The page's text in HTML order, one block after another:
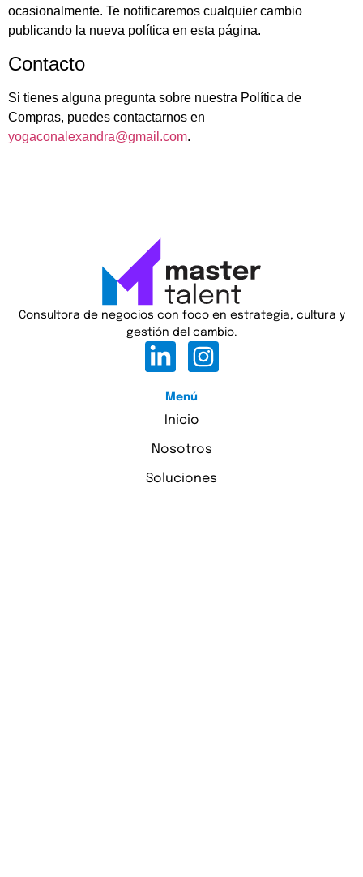
ocasionalmente. Te notificaremos cualquier cambio
publicando la nueva política en esta página.
Contacto
Si tienes alguna pregunta sobre nuestra Política de
Compras, puedes contactarnos en
yogaconalexandra@gmail.com.
Consultora de negocios con foco en estrategia, cultura y
gestión del cambio.
Menú
Inicio
Nosotros
Soluciones